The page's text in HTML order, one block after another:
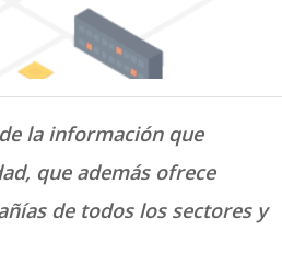
la información que
que además ofrece
de todos los sectores y